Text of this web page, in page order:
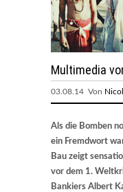
Multimedia
03.08.14 Von
Als die Bomben
ein Fremdwort
Bau zeigt
vor dem 1.
Bankiers Albert